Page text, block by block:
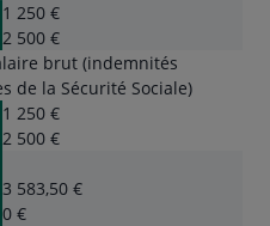
1 250 €
2 500 €
brut (indemnités
de la Sécurité Sociale)
1 250 €
2 500 €
3 583,50 €
0 €